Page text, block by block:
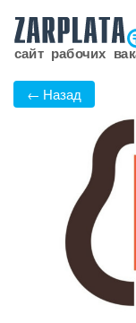
← Назад